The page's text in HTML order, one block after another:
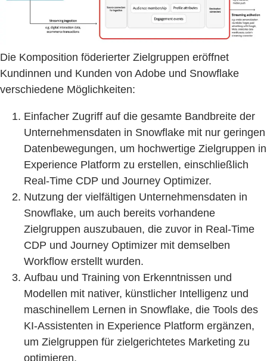
Die Komposition föderierter Zielgruppen eröffnet
Kundinnen und Kunden von Adobe und Snowflake
verschiedene Möglichkeiten:
Einfacher Zugriff auf die gesamte Bandbreite der
Unternehmensdaten in Snowflake mit nur geringen
Datenbewegungen, um hochwertige Zielgruppen in
Experience Platform zu erstellen, einschließlich
Real-Time CDP und Journey Optimizer.
Nutzung der vielfältigen Unternehmensdaten in
Snowflake, um auch bereits vorhandene
Zielgruppen auszubauen, die zuvor in Real-Time
CDP und Journey Optimizer mit demselben
Workflow erstellt wurden.
Aufbau und Training von Erkenntnissen und
Modellen mit nativer, künstlicher Intelligenz und
maschinellem Lernen in Snowflake, die Tools des
KI-Assistenten in Experience Platform ergänzen,
um Zielgruppen für zielgerichtetes Marketing zu
optimieren.